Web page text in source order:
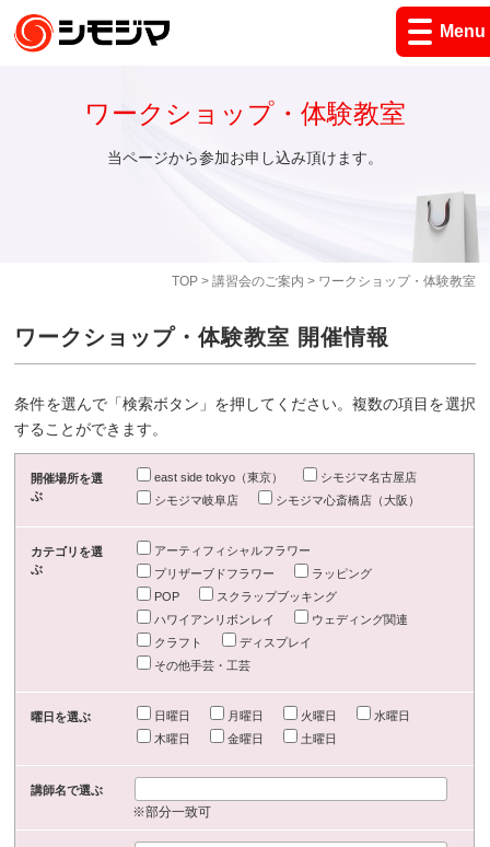
Menu
TOP> 講習会のご案内 > ワークショップ・体験教室
ワークショップ・体験教室
当ページから参加お申し込み頂けます。
ワークショップ・体験教室 開催情報
条件を選んで「検索ボタン」を押してください。複数の項目を選択
することができます。
開催場所を選
ぶ
east side tokyo（東京）
シモジマ名古屋店
シモジマ岐阜店
シモジマ心斎橋店（大阪）
カテゴリを選
ぶ
アーティフィシャルフラワー
プリザーブドフラワー
ラッピング
POP
スクラップブッキング
ハワイアンリボンレイ
ウェディング関連
クラフト
ディスプレイ
その他手芸・工芸
曜日を選ぶ 日曜日 月曜日 火曜日
水曜日
木曜日
金曜日 土曜日
講師名で選ぶ
※部分一致可